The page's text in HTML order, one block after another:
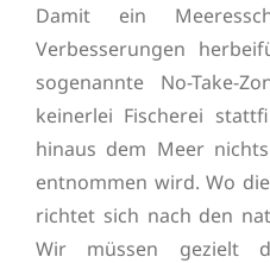
Damit ein
Verbesserungen
sogenannte No-Take-
keinerlei Fischerei
hinaus dem Meer
entnommen wird. Wo
richtet sich nach den
Wir müssen gezielt